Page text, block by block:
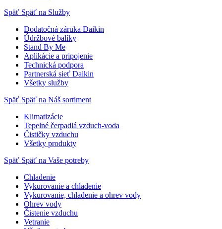
Späť Späť na Služby
Dodatočná záruka Daikin
Údržbové balíky
Stand By Me
Aplikácie a pripojenie
Technická podpora
Partnerská sieť Daikin
Všetky služby
Späť Späť na Náš sortiment
Klimatizácie
Tepelné čerpadlá vzduch-voda
Čističky vzduchu
Všetky produkty
Späť Späť na Vaše potreby
Chladenie
Vykurovanie a chladenie
Vykurovanie, chladenie a ohrev vody
Ohrev vody
Čistenie vzduchu
Vetranie